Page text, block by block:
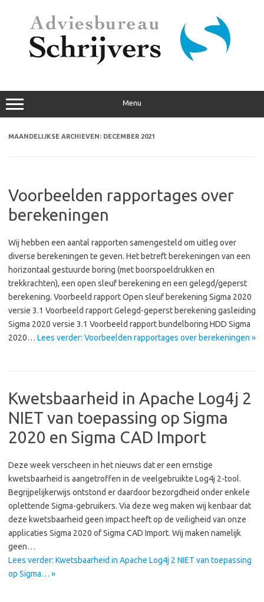
Menu
MAANDELIJKSE ARCHIEVEN: DECEMBER 2021
Voorbeelden rapportages over
berekeningen
Wij hebben een aantal rapporten samengesteld om uitleg over
diverse berekeningen te geven. Het betreft berekeningen van een
horizontaal gestuurde boring (met boorspoeldrukken en
trekkrachten), een open sleuf berekening en een gelegd/geperst
berekening. Voorbeeld rapport Open sleuf berekening Sigma 2020
versie 3.1 Voorbeeld rapport Gelegd-geperst berekening gasleiding
Sigma 2020 versie 3.1 Voorbeeld rapport bundelboring HDD Sigma
2020… Lees verder: Voorbeelden rapportages over berekeningen »
Kwetsbaarheid in Apache Log4j 2
NIET van toepassing op Sigma
2020 en Sigma CAD Import
Deze week verscheen in het nieuws dat er een ernstige
kwetsbaarheid is aangetroffen in de veelgebruikte Log4j 2-tool.
Begrijpelijkerwijs ontstond er daardoor bezorgdheid onder enkele
oplettende Sigma-gebruikers. Via deze weg maken wij kenbaar dat
deze kwetsbaarheid geen impact heeft op de veiligheid van onze
applicaties Sigma 2020 of Sigma CAD Import. Wij maken namelijk
geen…
Lees verder: Kwetsbaarheid in Apache Log4j 2 NIET van toepassing
op Sigma… »